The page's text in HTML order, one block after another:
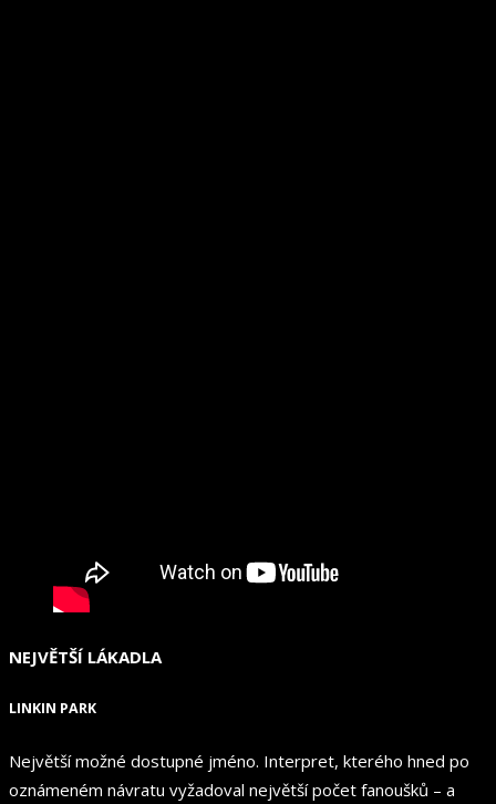
NEJVĚTŠÍ LÁKADLA
LINKIN PARK
Největší možné dostupné jméno. Interpret, kterého hned po
oznámeném návratu vyžadoval největší počet fanoušků – a